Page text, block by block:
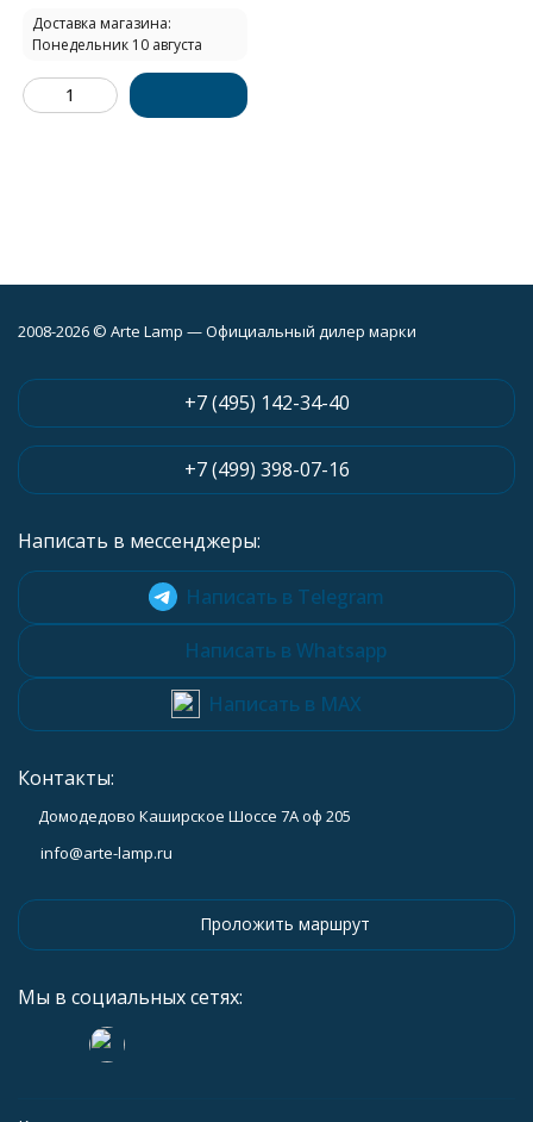
Доставка магазина:
Понедельник 10 августа
2008-2026 © Arte Lamp — Официальный дилер марки
+7 (495) 142-34-40
+7 (499) 398-07-16
Написать в мессенджеры:
Написать в Telegram
Написать в Whatsapp
Написать в MAX
Контакты:
Домодедово Каширское Шоссе 7А оф 205
info@arte-lamp.ru
Проложить маршрут
Мы в социальных сетях: